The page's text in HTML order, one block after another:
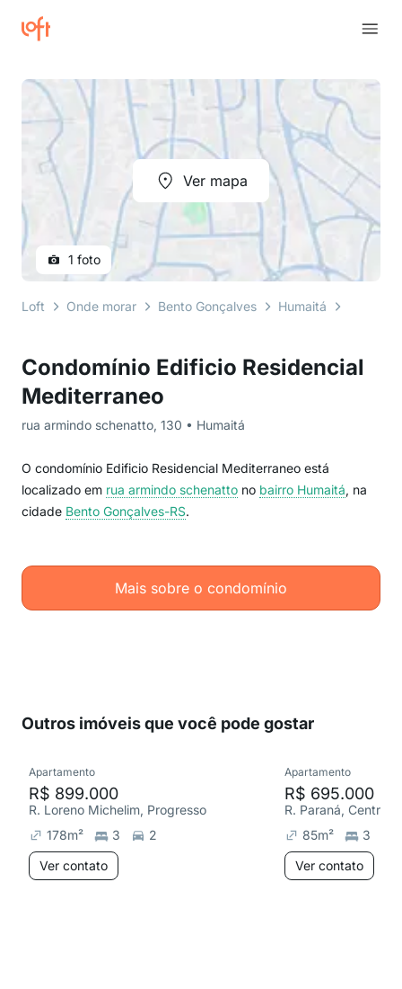
Condomínio Edificio Residencial
Mediterraneo
rua armindo schenatto, 130 • Humaitá
O condomínio Edificio Residencial Mediterraneo está
localizado em rua armindo schenatto no bairro Humaitá, na
cidade Bento Gonçalves-RS.
Mais sobre o condomínio
Ver mapa
1 foto
Loft Onde morar Bento Gonçalves Humaitá
Outros imóveis que você pode gostar
Apartamento
R$ 899.000
R. Loreno Michelim, Progresso
178m² 3
2
Ver contato
Apartamento
R$ 695.000
R. Paraná, Centro
85m² 3
Ver contato